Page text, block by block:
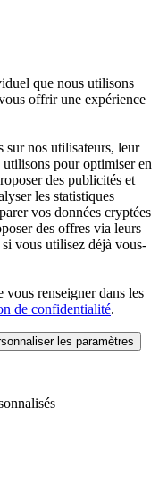
que nous utilisons
offrir une expérience
sur nos utilisateurs, leur
pour optimiser en
des publicités et
les statistiques
vos données cryptées
des offres via leurs
vous utilisez déjà vous-
renseigner dans les
de confidentialité.
les paramètres